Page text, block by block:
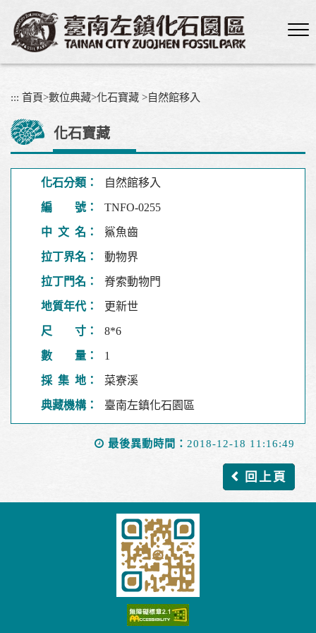
內
::: 首頁>數位典藏>化石寶藏 >自然館移入
化石寶藏
化石分類： 自然館移入
編 號： TNFO-0255
中 文 名： 鯊魚齒
拉丁界名： 動物界
拉丁門名： 脊索動物門
地質年代： 更新世
尺 寸： 8*6
數 量： 1
採 集 地： 菜寮溪
典藏機構： 臺南左鎮化石園區
最後異動時間： 2018-12-18 11:16:49
回上頁